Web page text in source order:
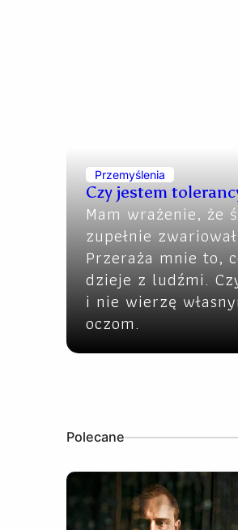
Przemyślenia
Czy jestem
Mam wrażenie, że
zupełnie
Przeraża mnie to,
dzieje z ludźmi.
i nie wierzę
oczom.
Polecane